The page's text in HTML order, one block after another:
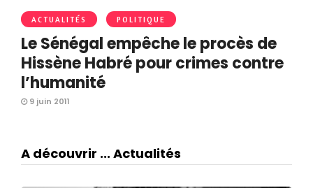
ACTUALITÉS POLITIQUE
Le Sénégal empêche le procès de
Hissène Habré pour crimes contre
l’humanité
9 juin 2011
A découvrir ... Actualités